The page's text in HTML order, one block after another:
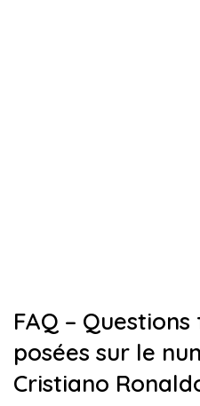
FAQ –
posées sur le
Cristiano